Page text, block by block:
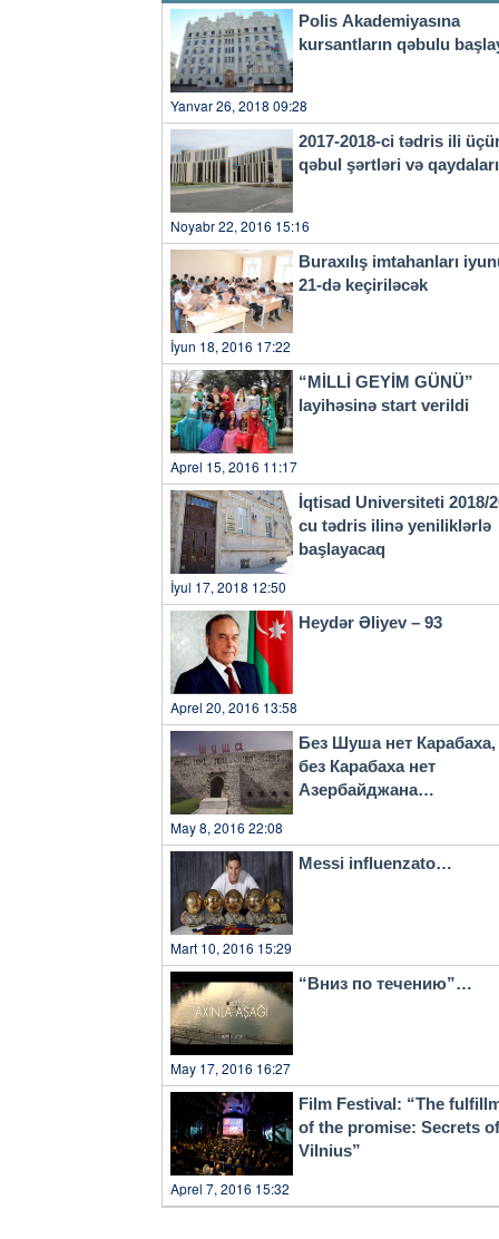
siyasəti nəticəsində bir
qovulmuşdur. Otuz ilə yaxın aparılan danışıqlar heç bir nəticə verməmişdir. Çünki
Ermənistanın məqsədi
tarixinin ən parlaq
Ermənistanı məğlub etdi və
qəbul etdiyi və 27 il kağız
Təəssüf ki, Ermənistan
olmuşlar. Buna cavab olaraq və “boz zona”ya son qoyulması məqsədilə bu il sentyabrın 19-
20-də biz Qarabağda
xalqımıza qarşı
üzərində suverenliyimizi
mərhələdə 100 yaşayış
nəzərdə tutulur. Keçmiş
baba yurdlarına
qardaşlıq dəstəyinə görə
Tokayevə bir daha təşəkkürümü bildirirəm. Çıxışımın
dəvətimi qəbul edib Zirvə
görüşünün əlaqələrimizə yeni təkan
Polis Akademiyasına
kursantların qəbulu
Yanvar 26, 2018 09:28
2017-2018-ci tədris ili
qəbul şərtləri və
Noyabr 22, 2016 15:16
Buraxılış imtahanları
21-də keçiriləcək
İyun 18, 2016 17:22
“MİLLİ GEYİM GÜNÜ”
layihəsinə start verildi
Aprel 15, 2016 11:17
İqtisad Universiteti 2018/
cu tədris ilinə yeniliklərlə
başlayacaq
İyul 17, 2018 12:50
Heydər Əliyev – 93
Aprel 20, 2016 13:58
Без Шуша нет Карабаха,
без Карабаха нет
Азербайджана…
May 8, 2016 22:08
Messi influenzato…
Mart 10, 2016 15:29
“Вниз по течению”…
May 17, 2016 16:27
Film Festival: “The
of the promise: Secrets of
Vilnius”
Aprel 7, 2016 15:32